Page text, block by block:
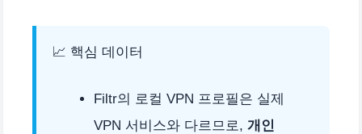
📈 핵심 데이터
Filtr의 로컬 VPN 프로필은 실제
VPN 서비스와 다르므로, 개인